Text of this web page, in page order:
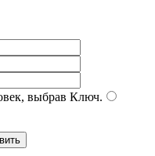
выбрав Ключ.